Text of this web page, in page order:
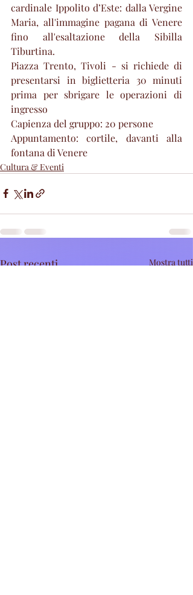
cardinale Ippolito d’Este: dalla Vergine
Maria, all'immagine pagana di Venere
fino all'esaltazione della Sibilla
Tiburtina.
Piazza Trento, Tivoli - si richiede di
presentarsi in biglietteria 30 minuti
prima per sbrigare le operazioni di
ingresso
Capienza del gruppo: 20 persone
Appuntamento: cortile, davanti alla
fontana di Venere
Cultura & Eventi
Post recenti Mostra tutti